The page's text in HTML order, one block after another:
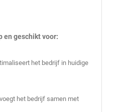
en geschikt voor:
het bedrijf in huidige
het bedrijf samen met